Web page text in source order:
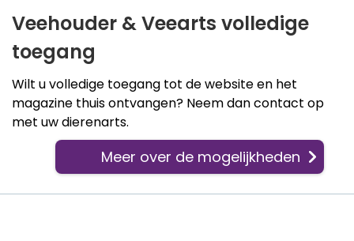
Veehouder & Veearts volledige
toegang
Wilt u volledige toegang tot de website en het
magazine thuis ontvangen? Neem dan contact op
met uw dierenarts.
Meer over de mogelijkheden